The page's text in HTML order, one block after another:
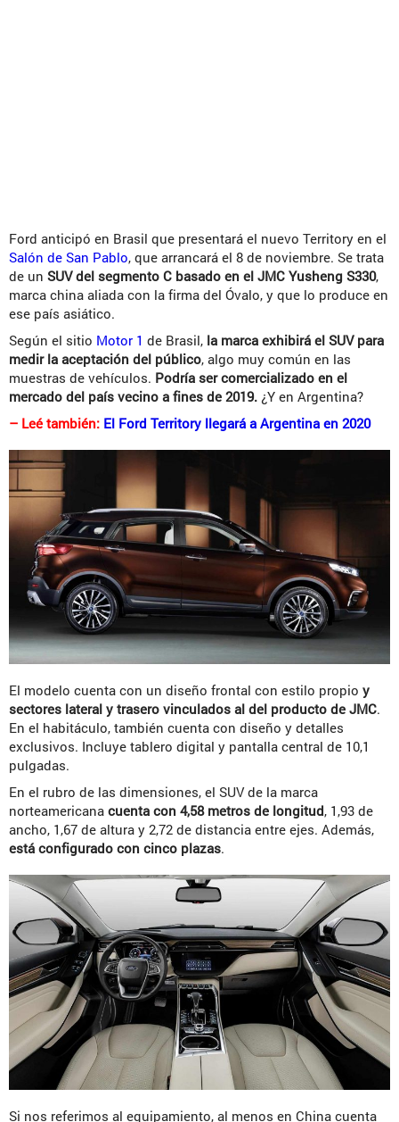
Ford anticipó en Brasil que presentará el nuevo Territory en el
Salón de San Pablo, que arrancará el 8 de noviembre. Se trata
de un SUV del segmento C basado en el JMC Yusheng S330,
marca china aliada con la firma del Óvalo, y que lo produce en
ese país asiático.
Según el sitio Motor 1 de Brasil, la marca exhibirá el SUV para
medir la aceptación del público, algo muy común en las
muestras de vehículos. Podría ser comercializado en el
mercado del país vecino a fines de 2019. ¿Y en Argentina?
– Leé también: El Ford Territory llegará a Argentina en 2020
El modelo cuenta con un diseño frontal con estilo propio y
sectores lateral y trasero vinculados al del producto de JMC.
En el habitáculo, también cuenta con diseño y detalles
exclusivos. Incluye tablero digital y pantalla central de 10,1
pulgadas.
En el rubro de las dimensiones, el SUV de la marca
norteamericana cuenta con 4,58 metros de longitud, 1,93 de
ancho, 1,67 de altura y 2,72 de distancia entre ejes. Además,
está configurado con cinco plazas.
Si nos referimos al equipamiento, al menos en China cuenta